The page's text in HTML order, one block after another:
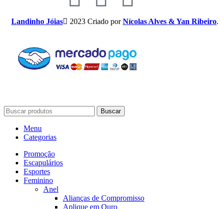
Landinho Jóias 2023 Criado porNícolas Alves & Yan Ribeiro.
Buscar
Menu
Categorias
Promoção
Escapulários
Esportes
Feminino
Anel
Alianças de Compromisso
Aplique em Ouro